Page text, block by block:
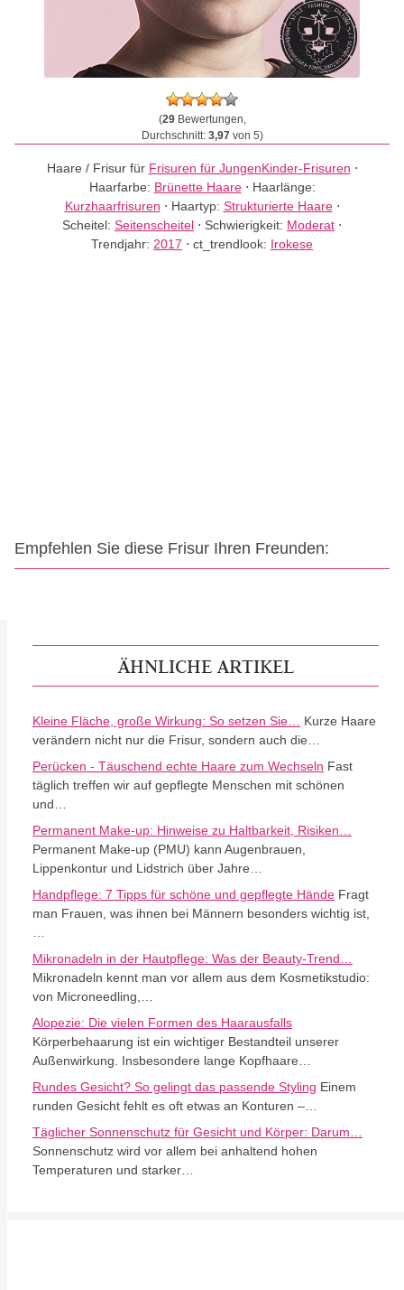
(29Bewertungen,
Durchschnitt: 3,97von 5)
Haare / Frisur für Frisuren für JungenKinder-Frisuren ⋅
Haarfarbe: Brünette Haare⋅ Haarlänge:
Kurzhaarfrisuren ⋅ Haartyp: Strukturierte Haare⋅
Scheitel: Seitenscheitel ⋅ Schwierigkeit: Moderat ⋅
Trendjahr: 2017 ⋅ ct_trendlook: Irokese
Empfehlen Sie diese Frisur Ihren Freunden:
ÄHNLICHE ARTIKEL
Kleine Fläche, große Wirkung: So setzen Sie…
Kurze Haare
verändern nicht nur die Frisur, sondern auch die…
Perücken - Täuschend echte Haare zum Wechseln Fast
täglich treffen wir auf gepflegte Menschen mit schönen
und…
Permanent Make-up: Hinweise zu Haltbarkeit, Risiken…
Permanent Make-up (PMU) kann Augenbrauen,
Lippenkontur und Lidstrich über Jahre…
Handpflege: 7 Tipps für schöne und gepflegte Hände Fragt
man Frauen, was ihnen bei Männern besonders wichtig ist,
Mikronadeln in der Hautpflege: Was der Beauty-Trend…
Mikronadeln kennt man vor allem aus dem Kosmetikstudio:
von Microneedling,…
Alopezie: Die vielen Formen des Haarausfalls
Körperbehaarung ist ein wichtiger Bestandteil unserer
Außenwirkung. Insbesondere lange Kopfhaare…
Rundes Gesicht? So gelingt das passende Styling Einem
runden Gesicht fehlt es oft etwas an Konturen –…
Täglicher Sonnenschutz für Gesicht und Körper: Darum…
Sonnenschutz wird vor allem bei anhaltend hohen
Temperaturen und starker…